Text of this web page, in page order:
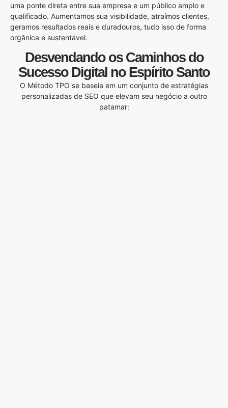
uma ponte direta entre sua empresa e um público amplo e
qualificado. Aumentamos sua visibilidade, atraímos clientes,
geramos resultados reais e duradouros, tudo isso de forma
orgânica e sustentável.
Desvendando os Caminhos do
Sucesso Digital no Espírito Santo
O Método TPO se baseia em um conjunto de estratégias
personalizadas de SEO que elevam seu negócio a outro
patamar: